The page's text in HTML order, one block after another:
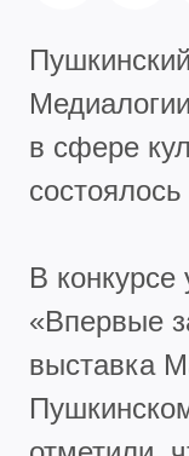
в сфере
В
«Впервые
выставка